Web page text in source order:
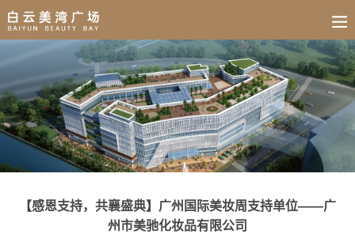
【感恩支持，共襄盛典】广州国际美妆周支持单位——广
州市美驰化妆品有限公司